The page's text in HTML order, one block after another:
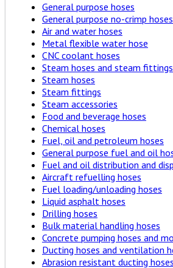
General purpose hoses
General purpose no-crimp
Air and water hoses
Metal flexible water hose
CNC coolant hoses
Steam hoses and steam fittings
Steam hoses
Steam fittings
Steam accessories
Food and beverage hoses
Chemical hoses
Fuel, oil and petroleum hoses
General purpose fuel and oil
Fuel and oil distribution and
Aircraft refuelling hoses
Fuel loading/unloading hoses
Liquid asphalt hoses
Drilling hoses
Bulk material handling hoses
Concrete pumping hoses and
Ducting hoses and ventilation
Abrasion resistant ducting hoses